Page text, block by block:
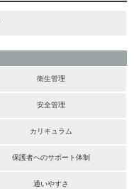
衛生管理
安全管理
カリキュラム
保護者へのサポート体制
通いやすさ